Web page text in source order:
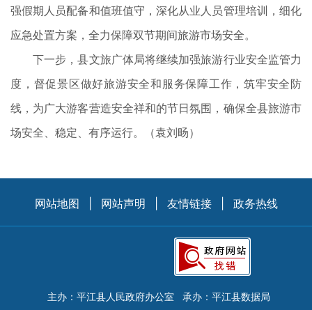
强假期人员配备和值班值守，深化从业人员管理培训，细化
应急处置方案，全力保障双节期间旅游市场安全。
下一步，县文旅广体局将继续加强旅游行业安全监管力
度，督促景区做好旅游安全和服务保障工作，筑牢安全防
线，为广大游客营造安全祥和的节日氛围，确保全县旅游市
场安全、稳定、有序运行。（袁刘旸）
网站地图 网站声明 友情链接 政务热线
主办：平江县人民政府办公室 承办：平江县数据局